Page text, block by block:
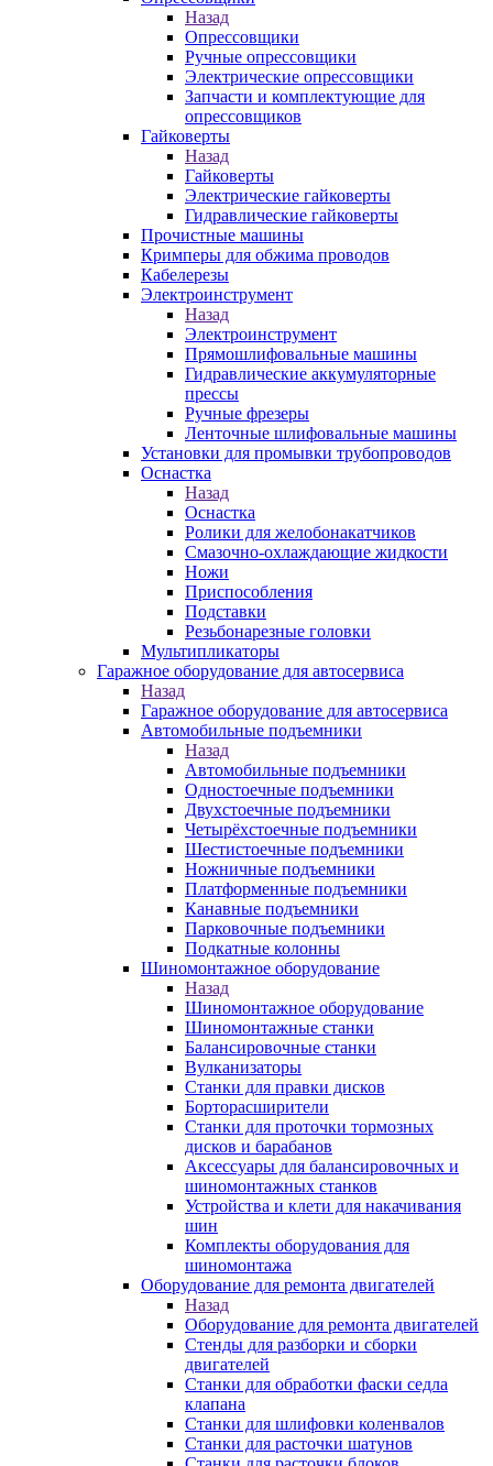
Назад
Опрессовщики
Ручные опрессовщики
Электрические опрессовщики
Запчасти и комплектующие для
опрессовщиков
Гайковерты
Назад
Гайковерты
Электрические гайковерты
Гидравлические гайковерты
Прочистные машины
Кримперы для обжима проводов
Кабелерезы
Электроинструмент
Назад
Электроинструмент
Прямошлифовальные машины
Гидравлические аккумуляторные
прессы
Ручные фрезеры
Ленточные шлифовальные машины
Установки для промывки трубопроводов
Оснастка
Назад
Оснастка
Ролики для желобонакатчиков
Смазочно-охлаждающие жидкости
Ножи
Приспособления
Подставки
Резьбонарезные головки
Мультипликаторы
Гаражное оборудование для автосервиса
Назад
Гаражное оборудование для автосервиса
Автомобильные подъемники
Назад
Автомобильные подъемники
Одностоечные подъемники
Двухстоечные подъемники
Четырёхстоечные подъемники
Шестистоечные подъемники
Ножничные подъемники
Платформенные подъемники
Канавные подъемники
Парковочные подъемники
Подкатные колонны
Шиномонтажное оборудование
Назад
Шиномонтажное оборудование
Шиномонтажные станки
Балансировочные станки
Вулканизаторы
Станки для правки дисков
Борторасширители
Станки для проточки тормозных
дисков и барабанов
Аксессуары для балансировочных и
шиномонтажных станков
Устройства и клети для накачивания
шин
Комплекты оборудования для
шиномонтажа
Оборудование для ремонта двигателей
Назад
Оборудование для ремонта двигателей
Стенды для разборки и сборки
двигателей
Станки для обработки фаски седла
клапана
Станки для шлифовки коленвалов
Станки для расточки шатунов